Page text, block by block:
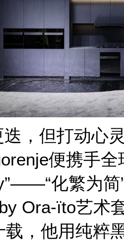
，但打动心
便携手
化繁为
Ora-ïto艺术
载，他用纯粹